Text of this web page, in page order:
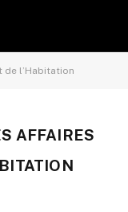
l’Habitation
AFFAIRES